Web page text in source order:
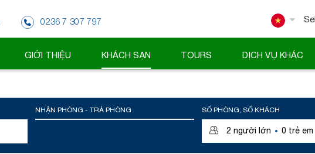
0236 7 307 797
GIỚI THIỆU KHÁCH SẠN TOURS DỊCH VỤ KHÁC
NHẬN PHÒNG - TRẢ PHÒNG SỐ PHÒNG, SỐ KHÁCH
2 người lớn · 0 trẻ em